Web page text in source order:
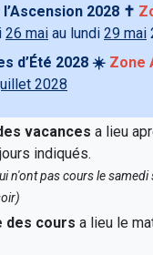
l’Ascension 2028 ✝️
26 mai au lundi 29 mai
d’Été 2028 ☀️ Zone
2028
vacances a lieu
indiqués.
n'ont pas cours le
des cours a lieu le